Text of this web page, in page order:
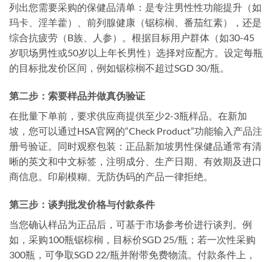
列出您需要采购的保健品清单：是专注男性性功能提升（如
玛卡、淫羊藿）、前列腺健康（锯棕榈、番茄红素），还是
综合抗疲劳（B族、人参）。根据目标用户群体（如30-45
岁职场男性或50岁以上年长男性）选择对应配方。设定每瓶
的目标批发价区间，例如锯棕榈不超过SGD 30/瓶。
第二步：索要样品并做真伪验证
在批量下单前，要求供应商提供至少2-3瓶样品。在新加
坡，您可以通过HSA官网的“Check Product”功能输入产品注
册号验证。同时观察包装：正品新加坡男性保健品通常有清
晰的英文和中文标签，注明成分、生产日期、有效期及进口
商信息。印刷模糊、无防伪码的产品一律拒绝。
第三步：谈判批发价格与付款条件
当您确认样品为正品后，可基于市场参考价进行谈判。例
如，采购100瓶锯棕榈，目标价SGD 25/瓶；若一次性采购
300瓶，可争取SGD 22/瓶并附带免费物流。付款条件上，